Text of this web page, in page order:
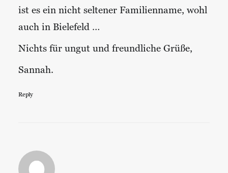
ist es ein nicht seltener Familienname, wohl
auch in Bielefeld …
Nichts für ungut und freundliche Grüße,
Sannah.
Reply